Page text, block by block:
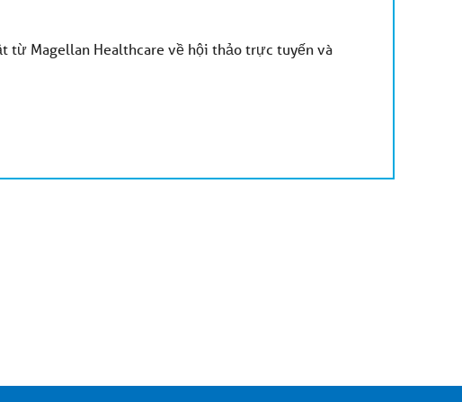
từ Magellan Healthcare về hội thảo trực tuyến và